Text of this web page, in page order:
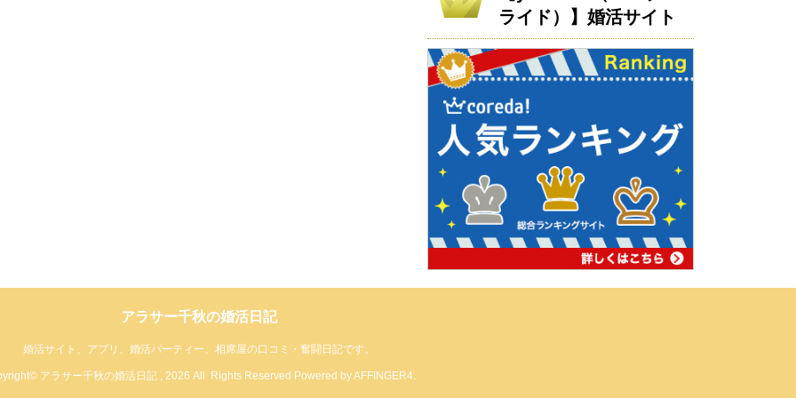
ライド）】婚活サイト
アラサー千秋の婚活日記
婚活サイト、アプリ、婚活パーティー、相席屋の口コミ・奮闘日記です。
アラサー千秋の婚活日記 , 2026 All Rights Reserved Powered byAFFINGER4.